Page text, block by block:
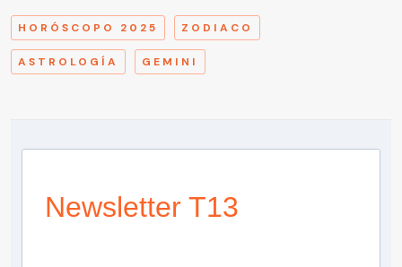
HORÓSCOPO 2025 ZODIACO
ASTROLOGÍA GEMINI
Newsletter T13